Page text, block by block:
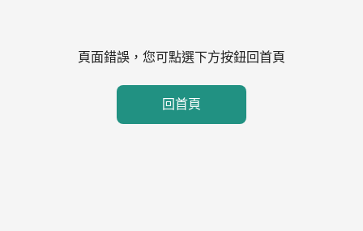
頁面錯誤，您可點選下方按鈕回首頁
回首頁